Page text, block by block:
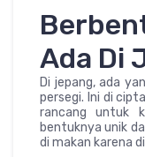
Ada Di
Di jepang, ada
persegi. Ini di
rancang untuk
bentuknya unik
di makan karena